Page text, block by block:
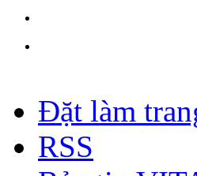
Đặt làm
RSS